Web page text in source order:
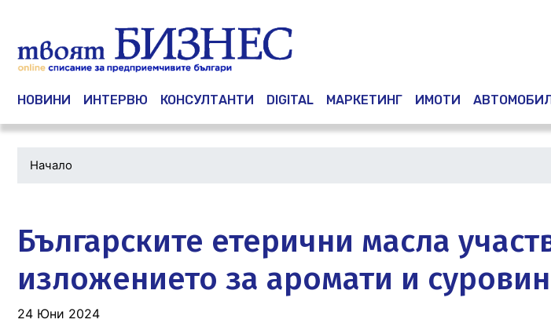
Main navigation
НОВИНИ ИНТЕРВЮ КОНСУЛТАНТИ DIGITAL МАРКЕТИНГ ИМОТИ
Начало
Българските етерични масла
изложението за аромати и
24 Юни 2024